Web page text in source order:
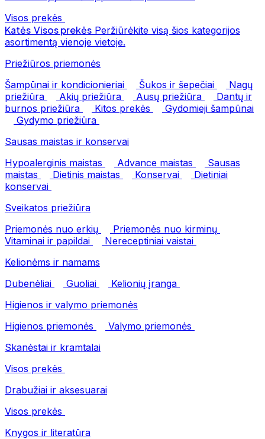
Visos prekės
Katės Visos prekės Peržiūrėkite visą šios kategorijos
asortimentą vienoje vietoje.
Priežiūros priemonės
Šampūnai ir kondicionieriai
Šukos ir šepečiai
Nagų
priežiūra
Akių priežiūra Ausų priežiūra
Dantų ir
burnos priežiūra
Kitos prekės
Gydomieji šampūnai
Gydymo priežiūra
Sausas maistas ir konservai
Hypoalerginis maistas
Advance maistas
Sausas
maistas
Dietinis maistas Konservai
Dietiniai
konservai
Sveikatos priežiūra
Priemonės nuo erkių
Priemonės nuo kirminų
Vitaminai ir papildai
Nereceptiniai vaistai
Kelionėms ir namams
Dubenėliai
Guoliai
Kelionių įranga
Higienos ir valymo priemonės
Higienos priemonės
Valymo priemonės
Skanėstai ir kramtalai
Visos prekės
Drabužiai ir aksesuarai
Visos prekės
Knygos ir literatūra